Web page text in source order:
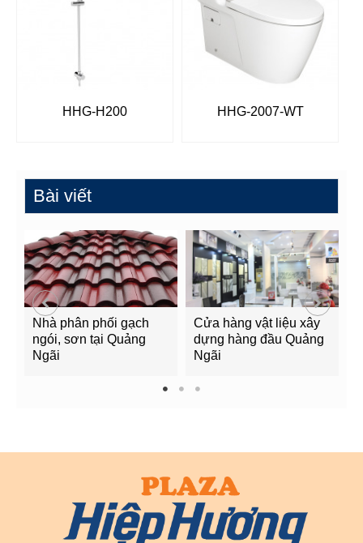
HHG-H200 HHG-2007-WT
Bài viết
Nhà phân phối gạch
ngói, sơn tại Quảng
Ngãi
Cửa hàng vật liệu xây
dựng hàng đầu Quảng
Ngãi
1 2 3